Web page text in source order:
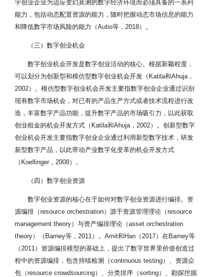
字创业企业为适应变幻莫测的数字经济环境而必须具备的一系列
能力，包括动态配置资源的能力，随时把握动态市场信息的能力
和降低数字市场风险的能力（Autio等，2018）。
（三）数字创业机会
数字创业机会开发是数字创业活动的核心。根据新颖程度，
可以划分为创新型和模仿型数字创业机会开发（Katila和Ahuja，
2002）。模仿型数字创业机会开发主要指数字创业企业通过识别
现有数字市场机会，对已有的产品生产方式或者技术流程进行改
造，丰富数字产品功能，提升数字产品的市场吸引力，以此获取
创业租金的机会开发方式（Katila和Ahuja，2002）。创新型数字
创业机会开发主要指数字创业企业通过利用新型数字技术，研发
新型数字产品，以此带动产业数字化变革的机会开发方式
（Koellinger，2008）。
（四）数字创业资源
数字创业资源的核心在于如何对数字创业资源进行编排。资
源编排（resource orchestration）源于资源管理理论（resource
management theory）与资产编排理论（asset orchestration
theory）（Barney等，2011）。Amit和Han（2017）在Barney等
（2011）资源编排模型的基础上，提出了数字世界里价值创造过
程中的资源编排，包含持续检测（continuous testing）、资源众
包（resource crowdsourcing）、分类排序（sorting）、勘探挖掘